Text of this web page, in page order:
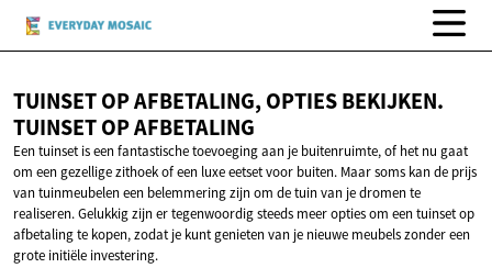
TUINSET OP AFBETALING, OPTIES BEKIJKEN.
TUINSETOP AFBETALING
Een tuinset is een fantastische toevoeging aan je buitenruimte, of het nu gaat
om een gezellige zithoek of een luxe eetset voor buiten. Maar soms kan de prijs
van tuinmeubelen een belemmering zijn om de tuin van je dromen te
realiseren. Gelukkig zijn er tegenwoordig steeds meer opties om een tuinset op
afbetaling te kopen, zodat je kunt genieten van je nieuwe meubels zonder een
grote initiële investering.